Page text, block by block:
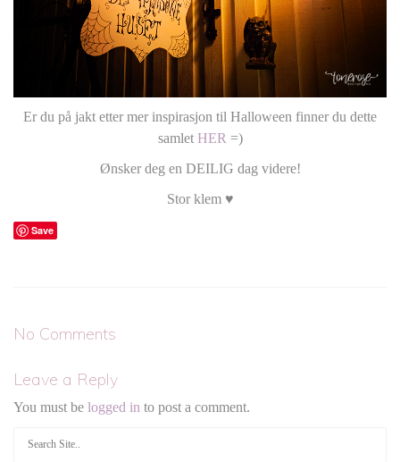
Er du på jakt etter mer inspirasjon til Halloween finner du dette
samlet HER =)
Ønsker deg en DEILIG dag videre!
Stor klem ♥
Save
No Comments
Leave a Reply
You must be logged in to post a comment.